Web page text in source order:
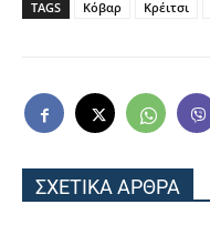
TAGS Κόβαρ Κρέιτσι
ΣΧΕΤΙΚΑ ΑΡΘΡΑ